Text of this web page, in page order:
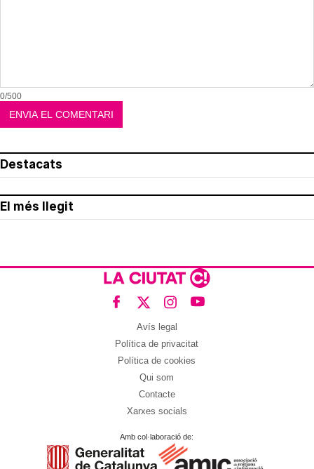
0/500
Destacats
El més llegit
Avís legal
Política de privacitat
Política de cookies
Qui som
Contacte
Xarxes socials
Amb col·laboració de: